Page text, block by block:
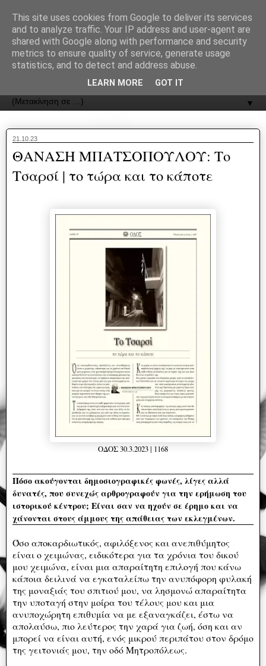
ΟΔΟΣ
▼
21.10.23
ΘΑΝΑΣΗ ΜΠΑΤΣΟΠΟΥΛΟΥ: Το
Τσαρσί | το τώρα και το κάποτε
ΟΔΟΣ 30.3.2023 | 1168
Πόσο ακούγονται δημοσιογραφικές φωνές, λίγες αλλά
δυνατές, που συνεχώς αρθρογραφούν για την ερήμωση του
ιστορικού κέντρου; Είναι σαν να ηχούν σε έρημο και να
χάνονται στους άμμους της απάθειας των εκλεγμένων.
Όσο αποκαρδιωτικός, αφιλόξενος και ανεπιθύμητος
είναι ο χειμώνας, ειδικότερα για τα χρόνια του δικού
μου χειμώνα, είναι μια απαραίτητη επιλογή που κάνω
κάποια δειλινά να εγκαταλείπω την ανυπόφορη φυλακή
της μοναξιάς του σπιτιού μου, να λησμονώ απαραίτητα
την υποταγή στην μοίρα του τέλους μου και μια
ανυποχώρητη επιθυμία να με εξαναγκάζει, έστω να
απολαύσω, πιο λεύτερος την χαρά για ζωή, όση και αν
μπορεί να είναι αυτή, ενός μικρού περιπάτου στον δρόμο
της γειτονιάς μου, την οδό Μητροπόλεως.
This site uses cookies from Google to deliver its services
and to analyze traffic. Your IP address and user-agent are
shared with Google along with performance and security
metrics to ensure quality of service, generate usage
statistics, and to detect and address abuse.
LEARN MORE GOT IT